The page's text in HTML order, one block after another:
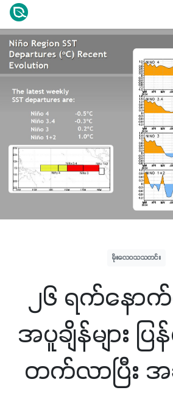
မိုးလေဝသသတင်း
၂၆ ရက်နောက်
အပူချိန်များ ပ
တက်လာပြီး အ